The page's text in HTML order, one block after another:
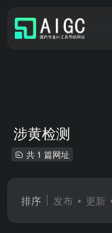
涉黄检测
共 1 篇网址
排序 发布 更新